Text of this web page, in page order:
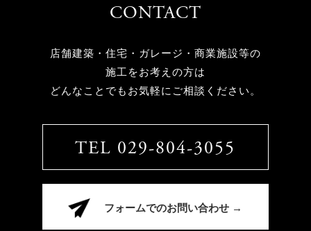
CONTACT
店舗建築・住宅・ガレージ・商業施設等の
施工をお考えの方は
どんなことでもお気軽にご相談ください。
TEL 029-804-3055
フォームでのお問い合わせ →